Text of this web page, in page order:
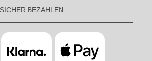
SICHER BEZAHLEN